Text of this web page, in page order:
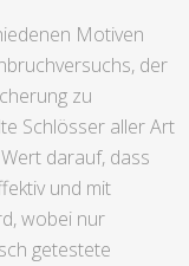
Motiven
der
zu
Schlösser aller Art
darauf, dass
und mit
wobei nur
getestete